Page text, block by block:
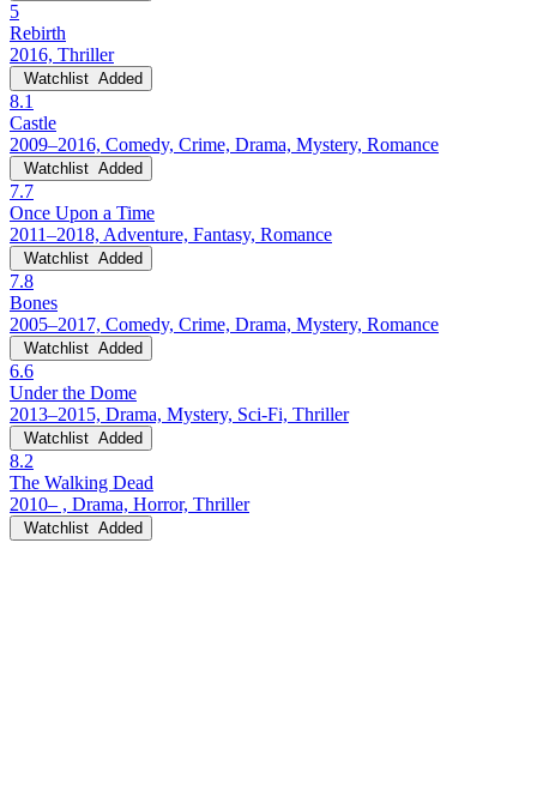
5
Rebirth
2016, Thriller
Watchlist Added
8.1
Castle
2009–2016, Comedy, Crime, Drama, Mystery, Romance
Watchlist Added
7.7
Once Upon a Time
2011–2018, Adventure, Fantasy, Romance
Watchlist Added
7.8
Bones
2005–2017, Comedy, Crime, Drama, Mystery, Romance
Watchlist Added
6.6
Under the Dome
2013–2015, Drama, Mystery, Sci-Fi, Thriller
Watchlist Added
8.2
The Walking Dead
2010– , Drama, Horror, Thriller
Watchlist Added